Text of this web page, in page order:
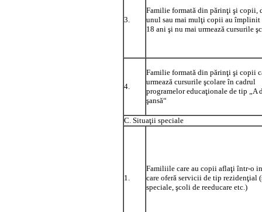
3.
Familie formată din părinţi şi copii,
unul sau mai mulţi copii au împlinit
18 ani şi nu mai urmează cursurile
4.
Familie formată din părinţi şi copii
urmează cursurile şcolare în cadrul
programelor educaţionale de tip „A
şansă“
C. Situaţii speciale
1.
Familiile care au copii aflaţi într-o
care oferă servicii de tip rezidenţial
speciale, şcoli de reeducare etc.)